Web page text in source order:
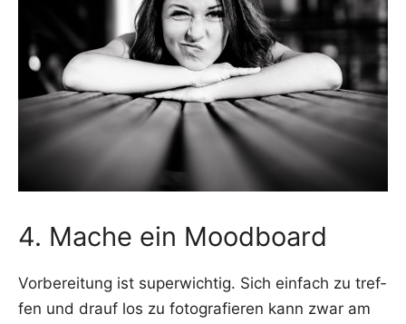
4. Mache ein Moodboard
Vor­be­rei­tung ist super­wich­tig. Sich ein­fach zu tref­
fen und drauf los zu foto­gra­fie­ren kann zwar am